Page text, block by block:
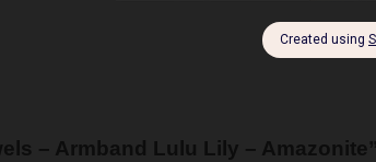
– Armband Lulu Lily –